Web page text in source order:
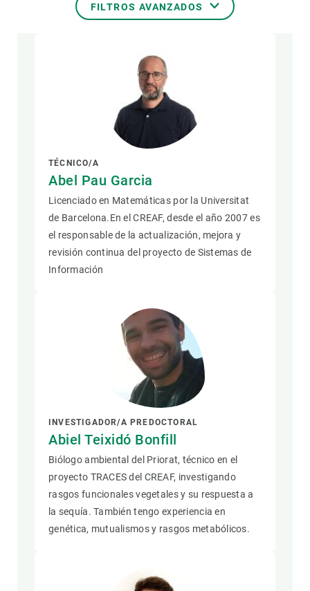
FILTROS AVANZADOS
TÉCNICO/A
Abel Pau Garcia
Licenciado en Matemáticas por la Universitat
de Barcelona.En el CREAF, desde el año 2007 es
el responsable de la actualización, mejora y
revisión continua del proyecto de Sistemas de
Información
INVESTIGADOR/A PREDOCTORAL
Abiel Teixidó Bonfill
Biólogo ambiental del Priorat, técnico en el
proyecto TRACES del CREAF, investigando
rasgos funcionales vegetales y su respuesta a
la sequía. También tengo experiencia en
genética, mutualismos y rasgos metabólicos.